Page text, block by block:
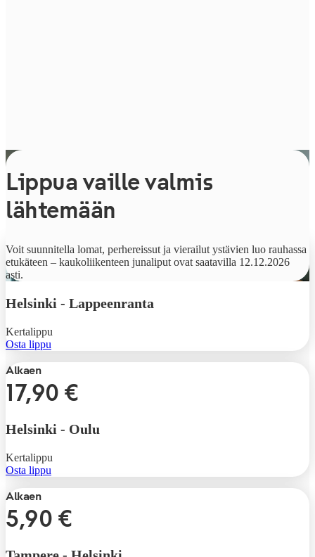
Lippua vaille valmis
lähtemään
Voit suunnitella lomat, perhereissut ja vierailut ystävien luo rauhassa
etukäteen – kaukoliikenteen junaliput ovat saatavilla 12.12.2026
asti.
Alkaen
9,90 €
Helsinki - Lappeenranta
Kertalippu
Osta lippu
Alkaen
17,90 €
Helsinki - Oulu
Kertalippu
Osta lippu
Alkaen
5,90 €